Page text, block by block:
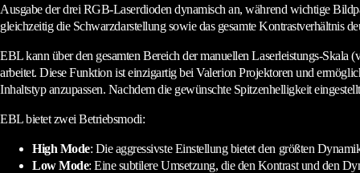
Ausgabe der drei RGB-Laserdioden dynamisch an, während wichtige
gleichzeitig die Schwarzdarstellung sowie das gesamte Kontrastverhältnis
EBL kann über den gesamten Bereich der manuellen Laserleistungs-
arbeitet. Diese Funktion ist einzigartig bei Valerion Projektoren und
Inhaltstyp anzupassen. Nachdem die gewünschte Spitzenhelligkeit
EBL bietet zwei Betriebsmodi:
High Mode: Die aggressivste Einstellung bietet den größten
Low Mode: Eine subtilere Umsetzung, die den Kontrast und den